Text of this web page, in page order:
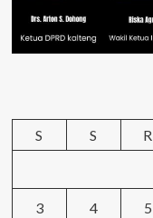
S
S R
3 4 5